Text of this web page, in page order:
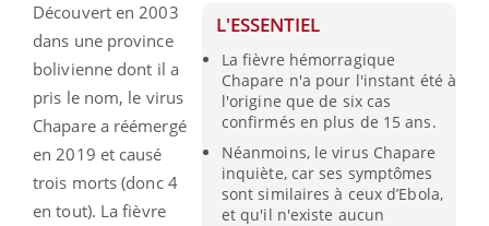
L'ESSENTIEL
La fièvre hémorragique
Chapare n'a pour l'instant été à
l'origine que de six cas
confirmés en plus de 15 ans.
Néanmoins, le virus Chapare
inquiète, car ses symptômes
sont similaires à ceux d’Ebola,
et qu'il n'existe aucun
Découvert en 2003
dans une province
bolivienne dont il a
pris le nom, le virus
Chapare a réémergé
en 2019 et causé
trois morts (donc 4
en tout). La fièvre